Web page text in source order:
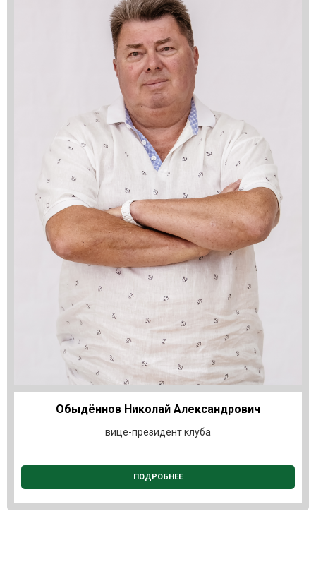
Обыдённов Николай Александрович
вице-президент клуба
ПОДРОБНЕЕ